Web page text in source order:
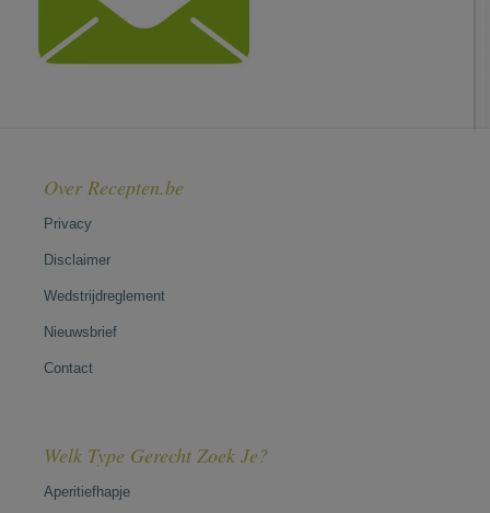
Over Recepten.be
Privacy
Disclaimer
Wedstrijdreglement
Nieuwsbrief
Contact
Welk Type Gerecht Zoek Je?
Aperitiefhapje